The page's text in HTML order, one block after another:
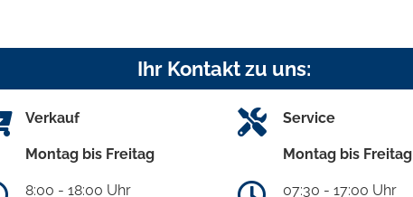
Ihr Kontakt zu uns:
Verkauf
Montag bis Freitag
8:00 - 18:00 Uhr
Service
Montag bis Freitag
07:30 - 17:00 Uhr